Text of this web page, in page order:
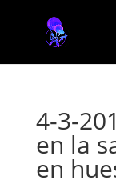
4-3-
en la
en